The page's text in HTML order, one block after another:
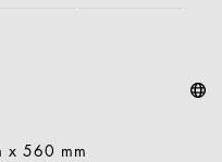
x 560 mm